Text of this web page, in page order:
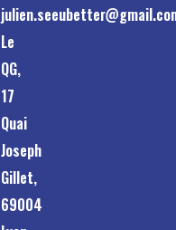
Le
QG,
17
Quai
Joseph
Gillet,
69004